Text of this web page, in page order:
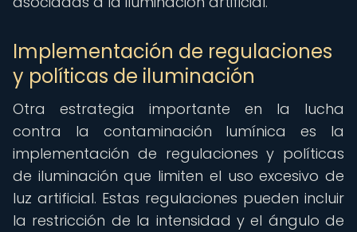
Implementación de regulaciones
y políticas de iluminación
Otra estrategia importante en la lucha
contra la contaminación lumínica es la
implementación de regulaciones y políticas
de iluminación que limiten el uso excesivo de
luz artificial. Estas regulaciones pueden incluir
la restricción de la intensidad y el ángulo de